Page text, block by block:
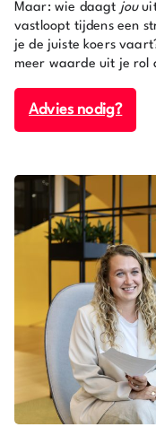
Maar: wie daagt jou
vastloopt tijdens een
je de juiste koers
meer waarde uit je rol
Advies nodig?